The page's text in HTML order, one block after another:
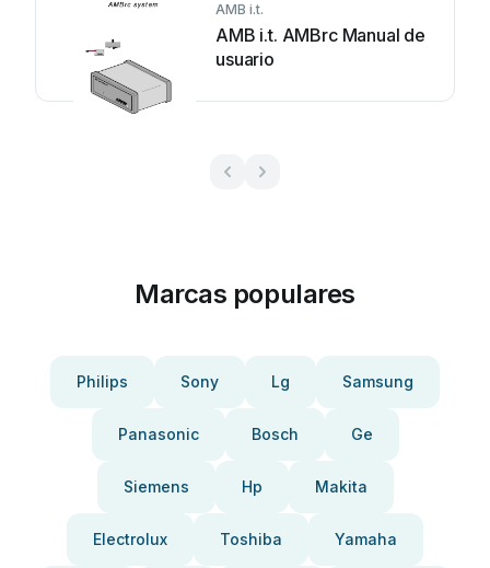
AMB i.t.
AMB i.t. AMBrc Manual de
usuario
Marcas populares
Philips Sony Lg Samsung
Panasonic Bosch Ge
Siemens Hp Makita
Electrolux Toshiba Yamaha